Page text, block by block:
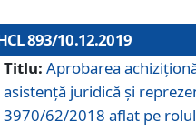
893/10.12.2019
Titlu: Aprobarea
asistenţă juridică şi
3970/62/2018 aflat pe